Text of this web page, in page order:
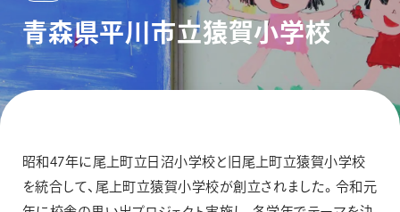
青森県平川 市立猿賀小学校
昭和47年に尾上町立日沼小学校と旧尾上町立猿賀小学校
を統合して、尾上町立猿賀小学校が創立されました。令和元